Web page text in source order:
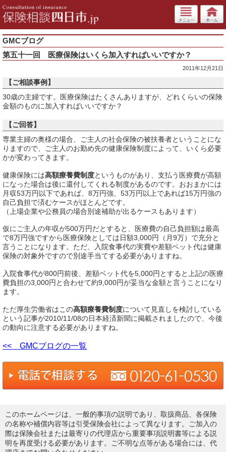
GMCブログ
第五十一回 医療保険はいくら加入すればいいですか？
2011年12月21日
【ご相談事例】
30歳の主婦です。医療保険はたくさんありますが、どれくらいの保険
金額のものに加入すればいいですか？
【ご回答】
専業主婦の奥様の場合、ご主人の社会保険の被扶養者ということにな
りますので、ご主人のお勤め先の健康保険制度によって、いくら必要
かが変わってきます。
健康保険には高額療養費制度というものがあり、支払う医療費が高額
になった場合は後に還付してくれる制度があるのです。おおまかには
月収53万円以下であれば、8万円強、53万円以上であれば15万円強の
自己負担で済むケースがほとんどです。
（上場企業や公務員の場合別途補助が出るケースもあります）
仮にご主人の年収が500万円だとすると、医療費の自己負担額は最高
で8万円強ですから医療保険としては日額3,000円（月9万）で充分と
言うことになります。ただ、入院食事代の実費や差額ベット代は健康
保険の対象外ですので別途手当てする必要がありますね。
入院食事代が800円前後、差額ベット代を5,000円とすると上記の医療
費負担の3,000円と合わせて約9,000円が妥当な金額と言うことになり
ます。
ただ厚生労働省はこの高額療養費制度について見直しを検討している
という記事が2010/11/08の日本経済新聞に掲載されましたので、今後
の動向に注意する必要がありますね。
<< GMCブログの一覧
このホームページは、一般的事項の説明であり、取扱商品、各保険
の名称や補償内容等は引受保険会社によって異なります。ご加入の
際は保険会社または最寄りの代理店から重要事項説明書等による説
明を再度受ける必要があります。ご不明な点等がある場合には、代